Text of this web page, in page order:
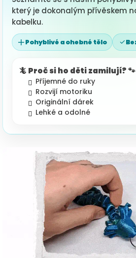
který je dokonalým přívěskem
kabelku.
Pohyblivé a ohebné tělo
🦎 Proč si ho děti zamilují? 🐾
Příjemné do ruky
Rozvijí motoriku
Originální dárek
Lehké a odolné